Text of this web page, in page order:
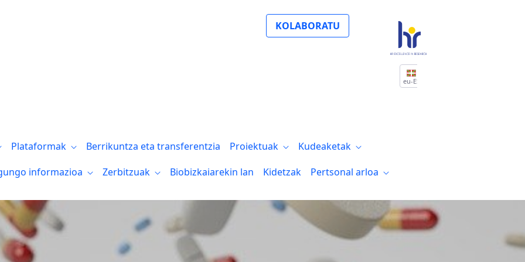
KOLABORATU
eu-ES
Plataformak Berrikuntza eta transferentzia Proiektuak
Kudeaketak
informazioa Zerbitzuak Biobizkaiarekin lan Kidetzak Pertsonal arloa